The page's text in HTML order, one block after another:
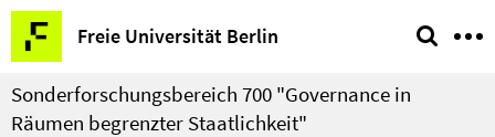
Springe
direkt
zu
Inhalt
Freie Universität Berlin
Service-
Navigation
Sonderforschungsbereich 700 "Governance in
Räumen begrenzter Staatlichkeit"